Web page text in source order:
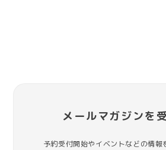
メールマガジンを
予約受付開始やイベントなどの情報